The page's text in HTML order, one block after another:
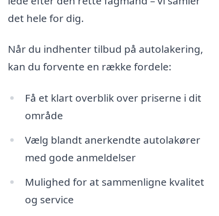
det hele for dig.
Når du indhenter tilbud på autolakering,
kan du forvente en række fordele:
Få et klart overblik over priserne i dit
område
Vælg blandt anerkendte autolakører
med gode anmeldelser
Mulighed for at sammenligne kvalitet
og service